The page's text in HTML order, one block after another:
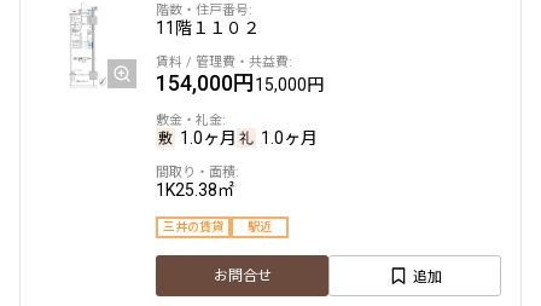
11階１１０２
154,000円15,000円
1.0ヶ月 1.0ヶ月
1K25.38㎡
三井の賃貸 駅近
お問合せ 追加